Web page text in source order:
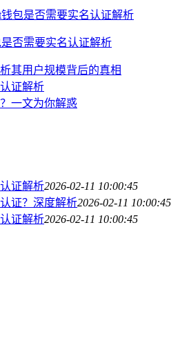
钱包是否需要实名认证解析
是否需要实名认证解析
其用户规模背后的真相
证解析
一文为你解惑
证解析2026-02-11 10:00:45
证？深度解析2026-02-11 10:00:45
证解析2026-02-11 10:00:45